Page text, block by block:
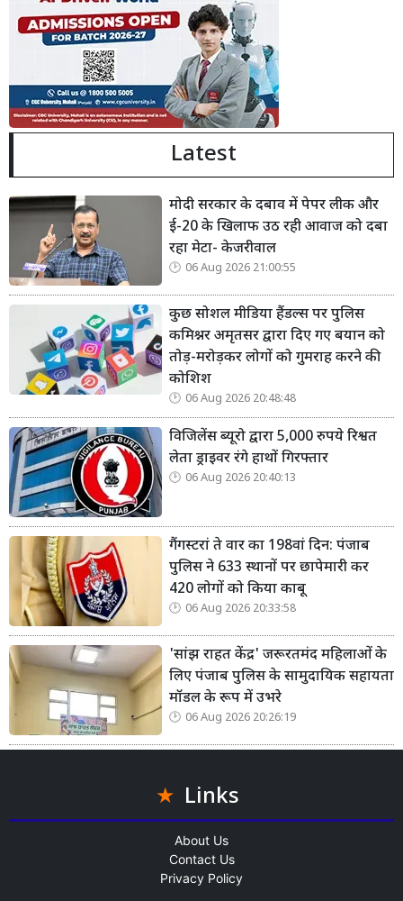
Latest
मोदी सरकार के दबाव में पेपर लीक और
ई-20 के खिलाफ उठ रही आवाज को दबा
रहा मेटा- केजरीवाल
06 Aug 2026 21:00:55
कुछ सोशल मीडिया हैंडल्स पर पुलिस
कमिश्नर अमृतसर द्वारा दिए गए बयान को
तोड़-मरोड़कर लोगों को गुमराह करने की
कोशिश
06 Aug 2026 20:48:48
विजिलेंस ब्यूरो द्वारा 5,000 रुपये रिश्वत
लेता ड्राइवर रंगे हाथों गिरफ्तार
06 Aug 2026 20:40:13
गैंगस्टरां ते वार का 198वां दिन: पंजाब
पुलिस ने 633 स्थानों पर छापेमारी कर
420 लोगों को किया काबू
06 Aug 2026 20:33:58
'सांझ राहत केंद्र' जरूरतमंद महिलाओं के
लिए पंजाब पुलिस के सामुदायिक सहायता
मॉडल के रूप में उभरे
06 Aug 2026 20:26:19
Links
About Us
Contact Us
Privacy Policy